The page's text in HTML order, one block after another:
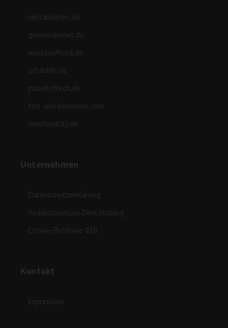
netzathleten.de
gesuendernet.de
worldsoffood.de
urbanlife.de
planetoftech.de
fast-and-luxurious.com
newfoodcity.de
Unternehmen
Datenschutzerklärung
Redaktionsbüro Derk Hoberg
Cookie-Richtlinie (EU)
Kontakt
Impressum